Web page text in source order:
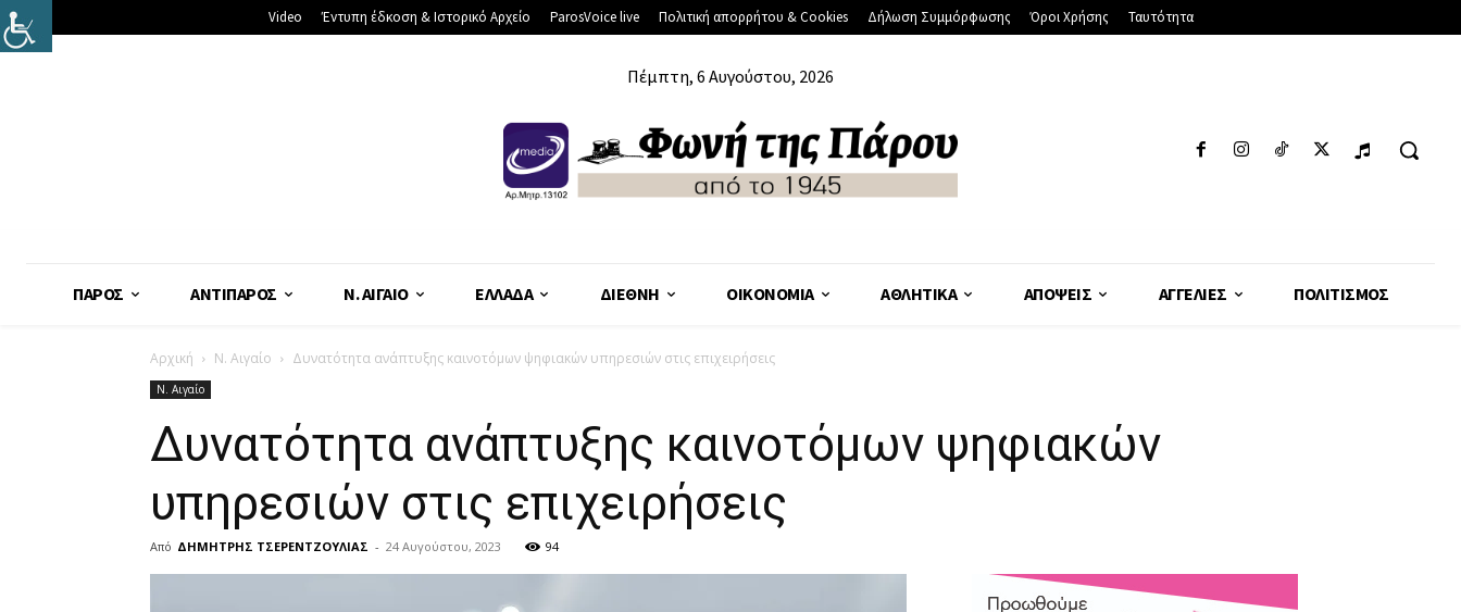
Video Έντυπη έδκοση & Ιστορικό Αρχείο ParosVoice live Πολιτική απορρήτου & Cookies Δήλωση Συμμόρφωσης Όροι Χρήσης Ταυτότητα
Πέμπτη, 6 Αυγούστου, 2026
ΠΆΡΟΣ ΑΝΤΊΠΑΡΟΣ Ν. ΑΙΓΑΊΟ ΕΛΛΆΔΑ ΔΙΕΘΝΉ ΟΙΚΟΝΟΜΊΑ ΑΘΛΗΤΙΚΆ ΑΠΌΨΕΙΣ ΑΓΓΕΛΊΕΣ ΠΟΛΙΤΙΣΜΌΣ
Αρχική Ν. Αιγαίο Δυνατότητα ανάπτυξης καινοτόμων ψηφιακών υπηρεσιών στις επιχειρήσεις
Ν. Αιγαίο
Δυνατότητα ανάπτυξης καινοτόμων ψηφιακών
υπηρεσιών στις επιχειρήσεις
Από ΔΗΜΗΤΡΗΣ ΤΣΕΡΕΝΤΖΟΥΛΙΑΣ - 24 Αυγούστου, 2023 94